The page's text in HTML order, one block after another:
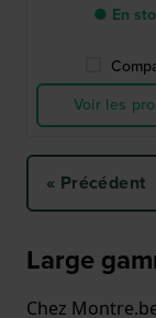
● En
Voir les
« Précédent
Large
Chez